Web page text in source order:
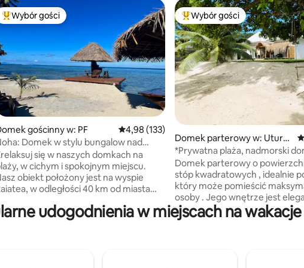
na 5, liczba recenzji: 146
Najpopularniejsze z kategorii Wybór gości
Wybór gości
gościnny w: PF Średnia ocena: 4,98 na 5, liczba recenzji: 133
4,98 (133)
Domek w stylu bungalow nad
się w naszych domkach na
w cichym i spokojnym miejscu.
obiekt położony jest na wyspie
w odległości 40 km od miasta
Opoa. Noha oferuje dwa w pełni
wyposażone domki typu bungalow,
Najpopularniejsze z kategorii
Wybór gości
Domek parterowy w: Uturo
a
*Prywatna plaża, nadmorski
Domek parterowy o
stóp kwadratowych , idealnie
który może pomieścić
osoby . Jego wnętrze jest
ciepło urządzone.
zamkniętym ogrodzie z bezpośrednim
małej prywatnej plaży i
udogodnienia w miejscach na